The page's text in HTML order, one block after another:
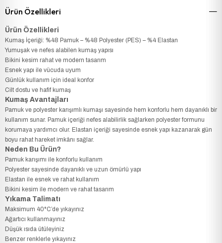
Ürün Özellikleri
Ürün Özellikleri
Kumaş İçeriği: %48 Pamuk – %48 Polyester (PES) – %4 Elastan
Yumuşak ve nefes alabilen kumaş yapısı
Bikini kesim rahat ve modern tasarım
Esnek yapı ile vücuda uyum
Günlük kullanım için ideal konfor
Cilt dostu ve hafif kumaş
Kumaş Avantajları
Pamuk ve polyester karışımlı kumaşı sayesinde hem konforlu hem dayanıklı bir
kullanım sunar. Pamuk içeriği nefes alabilirlik sağlarken polyester formunu
korumaya yardımcı olur. Elastan içeriği sayesinde esnek yapı kazanarak gün
boyu rahat hareket imkânı sağlar.
Neden Bu Ürün?
Pamuk karışımı ile konforlu kullanım
Polyester sayesinde dayanıklı ve uzun ömürlü yapı
Elastan ile esnek ve rahat kullanım
Bikini kesim ile modern ve rahat tasarım
Yıkama Talimatı
Maksimum 40°C’de yıkayınız
Ağartıcı kullanmayınız
Düşük ısıda ütüleyiniz
Benzer renklerle yıkayınız